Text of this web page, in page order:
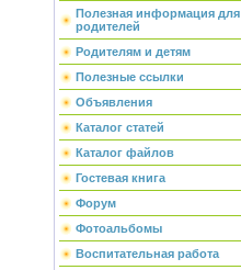
Полезная информация для
родителей
Родителям и детям
Полезные ссылки
Объявления
Каталог статей
Каталог файлов
Гостевая книга
Форум
Фотоальбомы
Воспитательная работа